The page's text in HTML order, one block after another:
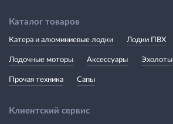
Каталог товаров
Катера и алюминиевые лодки Лодки ПВХ
Лодочные моторы Аксессуары Эхолоты
Прочая техника Сапы
Клиентский сервис